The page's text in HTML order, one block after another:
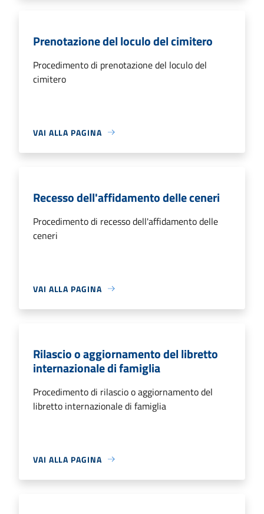
Prenotazione del loculo del cimitero
Procedimento di prenotazione del loculo del
cimitero
VAI ALLA PAGINA
Recesso dell'affidamento delle ceneri
Procedimento di recesso dell'affidamento delle
ceneri
VAI ALLA PAGINA
Rilascio o aggiornamento del libretto
internazionale di famiglia
Procedimento di rilascio o aggiornamento del
libretto internazionale di famiglia
VAI ALLA PAGINA